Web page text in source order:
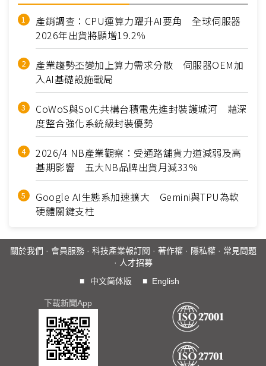
產銷調查：CPU運算力躍升AI要角 全球伺服器
2026年出貨將顯增19.2％
產業趨勢丕變加上算力需求分散 伺服器OEM加
入AI基礎設施戰局
CoWoS與SoIC共構台積電先進封裝護城河 藉深
度整合強化系統級封裝優勢
2026/4 NB產業觀察：受通路舖貨力道減弱及高
基期影響 五大NB品牌出貨月減33%
Google AI生態系加速擴大 Gemini與TPU為軟
硬體關鍵支柱
關於我們 · 會員服務· 科技產業報訂閱 · 著作權· 隱私權· 常見問題
· 人才招募
■
中文简体版 ■ English
下載新聞App